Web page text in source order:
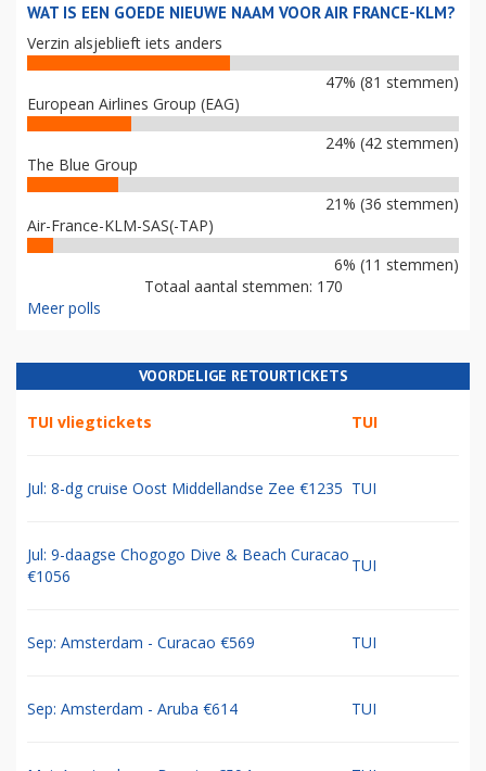
WAT IS EEN GOEDE NIEUWE NAAM VOOR AIR FRANCE-KLM?
Verzin alsjeblieft iets anders
47% (81 stemmen)
European Airlines Group (EAG)
24% (42 stemmen)
The Blue Group
21% (36 stemmen)
Air-France-KLM-SAS(-TAP)
6% (11 stemmen)
Totaal aantal stemmen: 170
Meer polls
VOORDELIGE RETOURTICKETS
TUI vliegtickets TUI
Jul: 8-dg cruise Oost Middellandse Zee €1235 TUI
Jul: 9-daagse Chogogo Dive & Beach Curacao
€1056
TUI
Sep: Amsterdam - Curacao €569 TUI
Sep: Amsterdam - Aruba €614 TUI